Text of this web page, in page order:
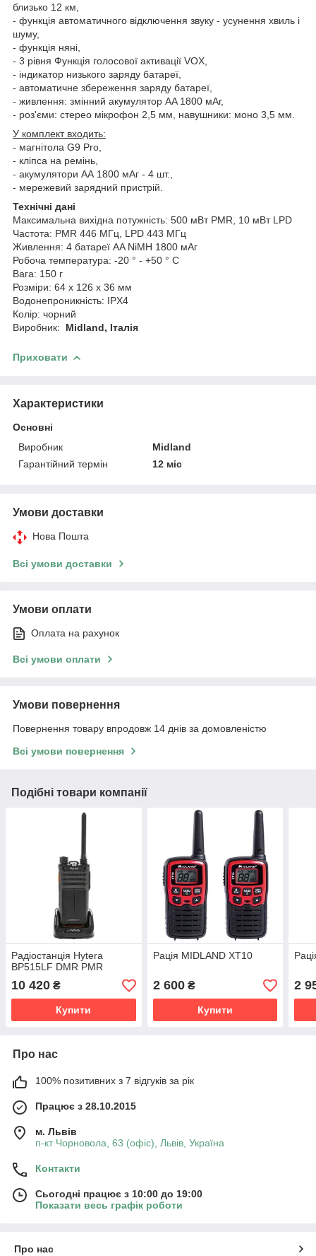
близько 12 км,
- функція автоматичного відключення звуку - усунення хвиль і
шуму,
- функція няні,
- 3 рівня Функція голосової активації VOX,
- індикатор низького заряду батареї,
- автоматичне збереження заряду батареї,
- живлення: змінний акумулятор AA 1800 мАг,
- роз'єми: стерео мікрофон 2,5 мм, навушники: моно 3,5 мм.
У комплект входить:
- магнітола G9 Pro,
- кліпса на ремінь,
- акумулятори АА 1800 мАг - 4 шт.,
- мережевий зарядний пристрій.
Технічні дані
Максимальна вихідна потужність: 500 мВт PMR, 10 мВт LPD
Частота: PMR 446 МГц, LPD 443 МГц
Живлення: 4 батареї AA NiMH 1800 мАг
Робоча температура: -20 ° - +50 ° C
Вага: 150 г
Розміри: 64 x 126 х 36 мм
Водонепроникність: IPX4
Колір: чорний
Виробник: Midland, Італія
Приховати
Характеристики
Основні
Виробник
Midland
Гарантійний термін
12 міс
Умови доставки
Нова Пошта
Всі умови доставки
Умови оплати
Оплата на рахунок
Всі умови оплати
Умови повернення
Повернення товару впродовж 14 днів за домовленістю
Всі умови повернення
Подібні товари компанії
Радіостанція Hytera
BP515LF DMR PMR
10 420 ₴
Купити
Рація MIDLAND XT10
2 600₴
Купити
2
Про нас
100% позитивних з 7 відгуків за рік
Працює з 28.10.2015
м. Львів
п-кт Чорновола, 63 (офіс), Львів, Україна
Контакти
Сьогодні працює з 10:00 до 19:00
Показати весь графік роботи
Про нас